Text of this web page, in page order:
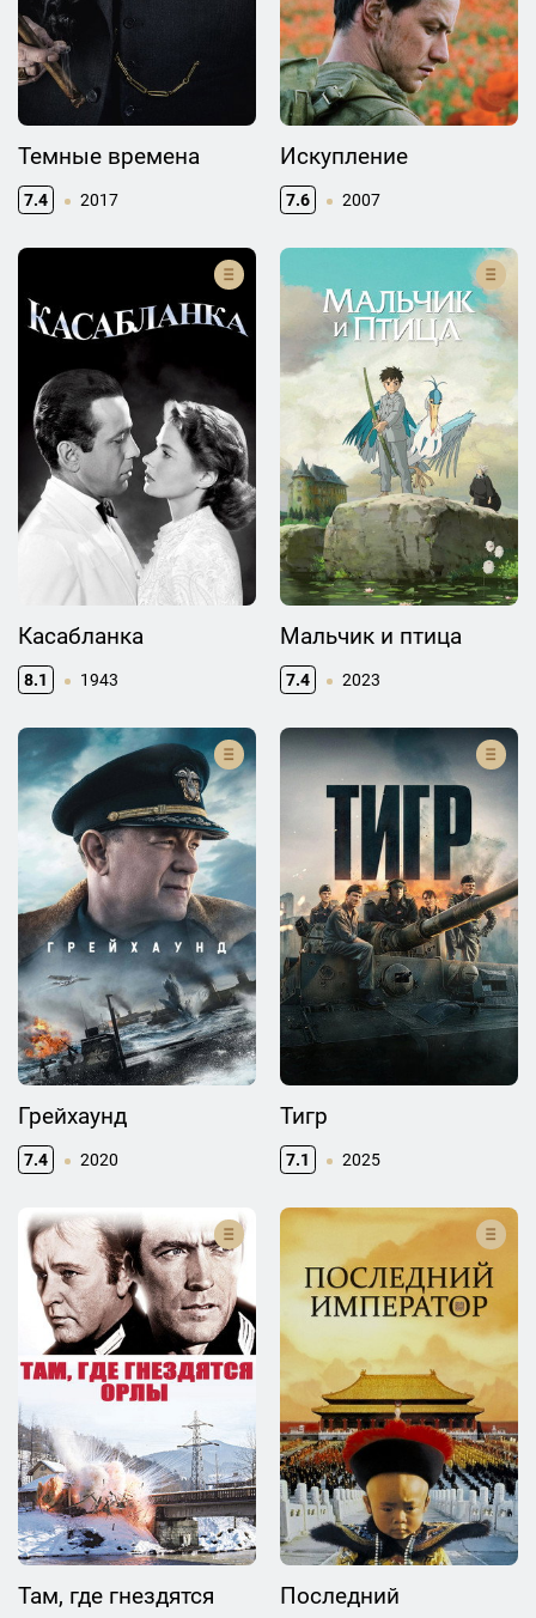
Темные времена
7.4 2017
Искупление
7.6 2007
Касабланка
8.1 1943
Мальчик и птица
7.4 2023
Грейхаунд
7.4 2020
Тигр
7.1 2025
Там, где гнездятся
Последний